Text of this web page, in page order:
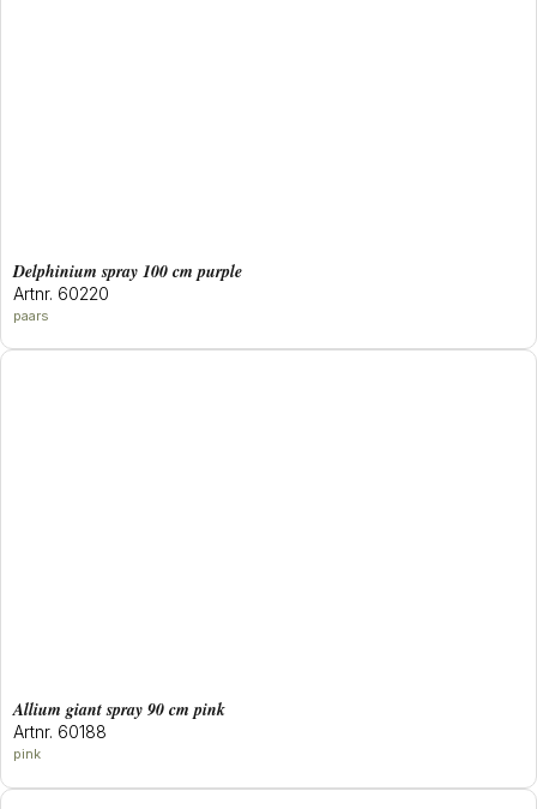
delphinium spray 100 cm purple
Artnr. 60220
paars
allium giant spray 90 cm pink
Artnr. 60188
pink